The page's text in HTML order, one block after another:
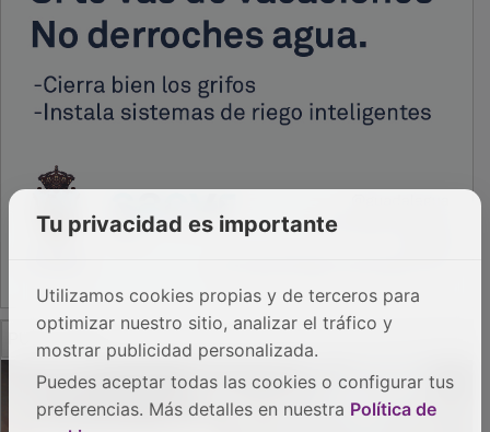
PUBLICIDAD
Tu privacidad es importante
Utilizamos cookies propias y de terceros para
optimizar nuestro sitio, analizar el tráfico y
mostrar publicidad personalizada.
Puedes aceptar todas las cookies o configurar tus
preferencias. Más detalles en nuestra Política de